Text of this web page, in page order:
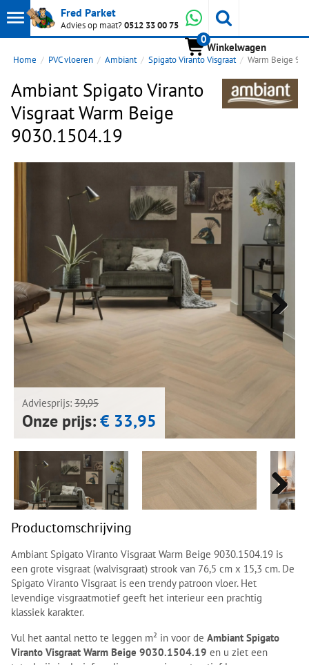
Toon
hoofdmenu
Fred Parket
Advies op maat?0512 33 00 75 Whatsapp
0
Winkelwagen
Home PVC vloeren Ambiant Spigato Viranto Visgraat Warm Beige
Ambiant Spigato Viranto
Visgraat Warm Beige
9030.1504.19
Adviesprijs: 39,95
Onze prijs:€ 33,95
Next
Next
Next
Next
Productomschrijving
Ambiant Spigato Viranto Visgraat Warm Beige 9030.1504.19 is
een grote visgraat (walvisgraat) strook van 76,5 cm x 15,3 cm. De
Spigato Viranto Visgraat is een trendy patroon vloer. Het
levendige visgraatmotief geeft het interieur een prachtig
klassiek karakter.
Vul het aantal netto te leggen m² in voor de Ambiant Spigato
Viranto Visgraat Warm Beige 9030.1504.19 en u ziet een